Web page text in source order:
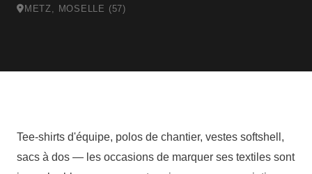
METZ, MOSELLE (57)
Tee-shirts d'équipe, polos de chantier, vestes softshell,
sacs à dos — les occasions de marquer ses textiles sont